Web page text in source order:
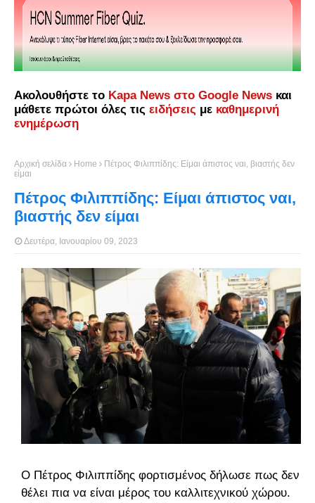
Ακολουθήστε το Kapa News στο Google News και
μάθετε πρώτοι όλες τις ειδήσεις με καθημερινή
ενημέρωση
Αρχική σελίδα Home
Πέτρος Φιλιππίδης: Είμαι άπιστος ναι, βιαστής δεν
είμαι
Πέτρος Φιλιππίδης: Είμαι άπιστος ναι,
βιαστής δεν είμαι
Δευτέρα, Ιανουαρίου 09, 2023
Ο Πέτρος Φιλιππίδης φορτισμένος δήλωσε πως δεν
θέλει πια να είναι μέρος του καλλιτεχνικού χώρου.